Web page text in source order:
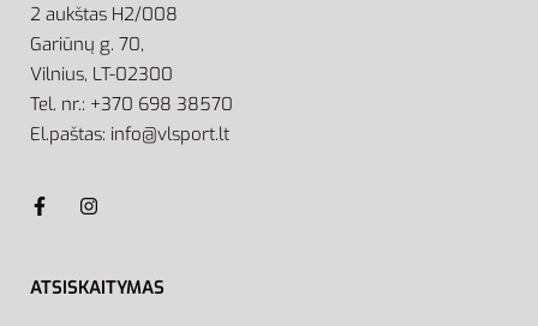
2 aukštas H2/008
Gariūnų g. 70,
Vilnius, LT-02300
Tel. nr.: +370 698 38570
El.paštas: info@vlsport.lt
ATSISKAITYMAS